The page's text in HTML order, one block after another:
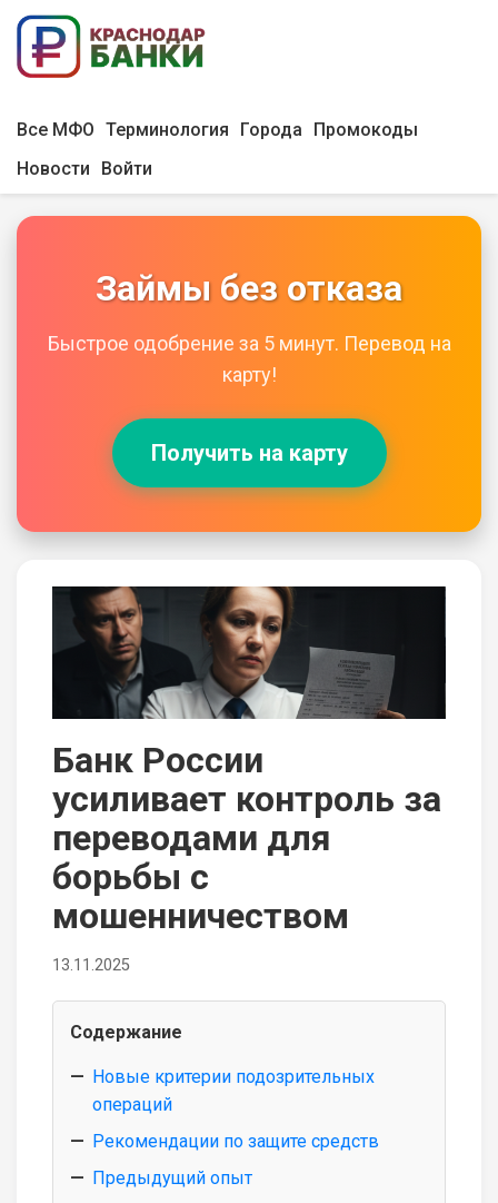
Все МФО Терминология Города
Промокоды
Новости
Войти
Займы без отказа
Быстрое одобрение за 5 минут. Перевод на
карту!
Получить на карту
Банк России
усиливает контроль за
переводами для
борьбы с
мошенничеством
13.11.2025
Содержание
Новые критерии подозрительных
операций
Рекомендации по защите средств
Предыдущий опыт